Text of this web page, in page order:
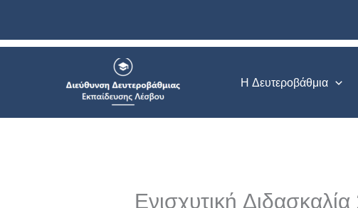
περιεχόμενο
Η Δευτεροβάθμια
Ενισχυτική